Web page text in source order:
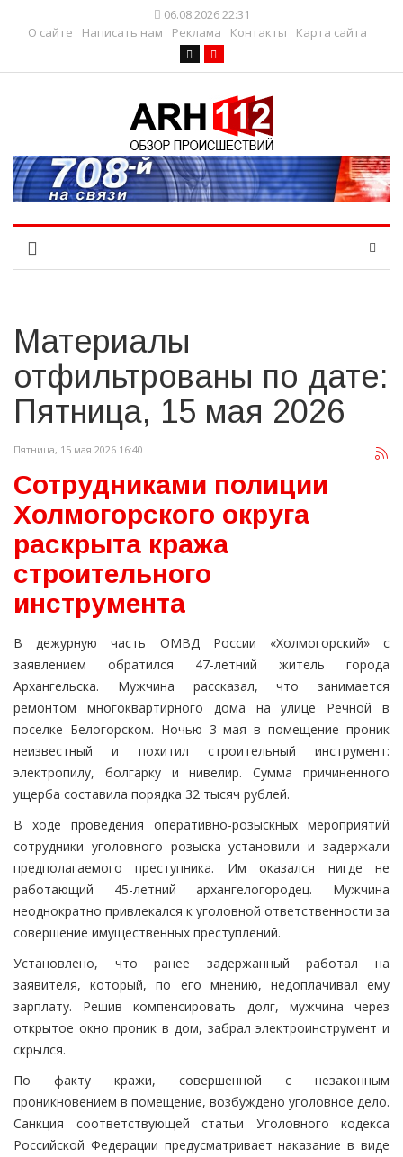
06.08.2026 22:31
О сайте
Написать нам Реклама Контакты Карта сайта
Материалы
отфильтрованы по дате:
Пятница, 15 мая 2026
Пятница, 15 мая 2026 16:40
Сотрудниками полиции
Холмогорского округа
раскрыта кража
строительного
инструмента
В дежурную часть ОМВД России «Холмогорский» с
заявлением обратился 47-летний житель города
Архангельска. Мужчина рассказал, что занимается
ремонтом многоквартирного дома на улице Речной в
поселке Белогорском. Ночью 3 мая в помещение проник
неизвестный и похитил строительный инструмент:
электропилу, болгарку и нивелир. Сумма причиненного
ущерба составила порядка 32 тысяч рублей.
В ходе проведения оперативно-розыскных мероприятий
сотрудники уголовного розыска установили и задержали
предполагаемого преступника. Им оказался нигде не
работающий 45-летний архангелогородец. Мужчина
неоднократно привлекался к уголовной ответственности за
совершение имущественных преступлений.
Установлено, что ранее задержанный работал на
заявителя, который, по его мнению, недоплачивал ему
зарплату. Решив компенсировать долг, мужчина через
открытое окно проник в дом, забрал электроинструмент и
скрылся.
По факту кражи, совершенной с незаконным
проникновением в помещение, возбуждено уголовное дело.
Санкция соответствующей статьи Уголовного кодекса
Российской Федерации предусматривает наказание в виде